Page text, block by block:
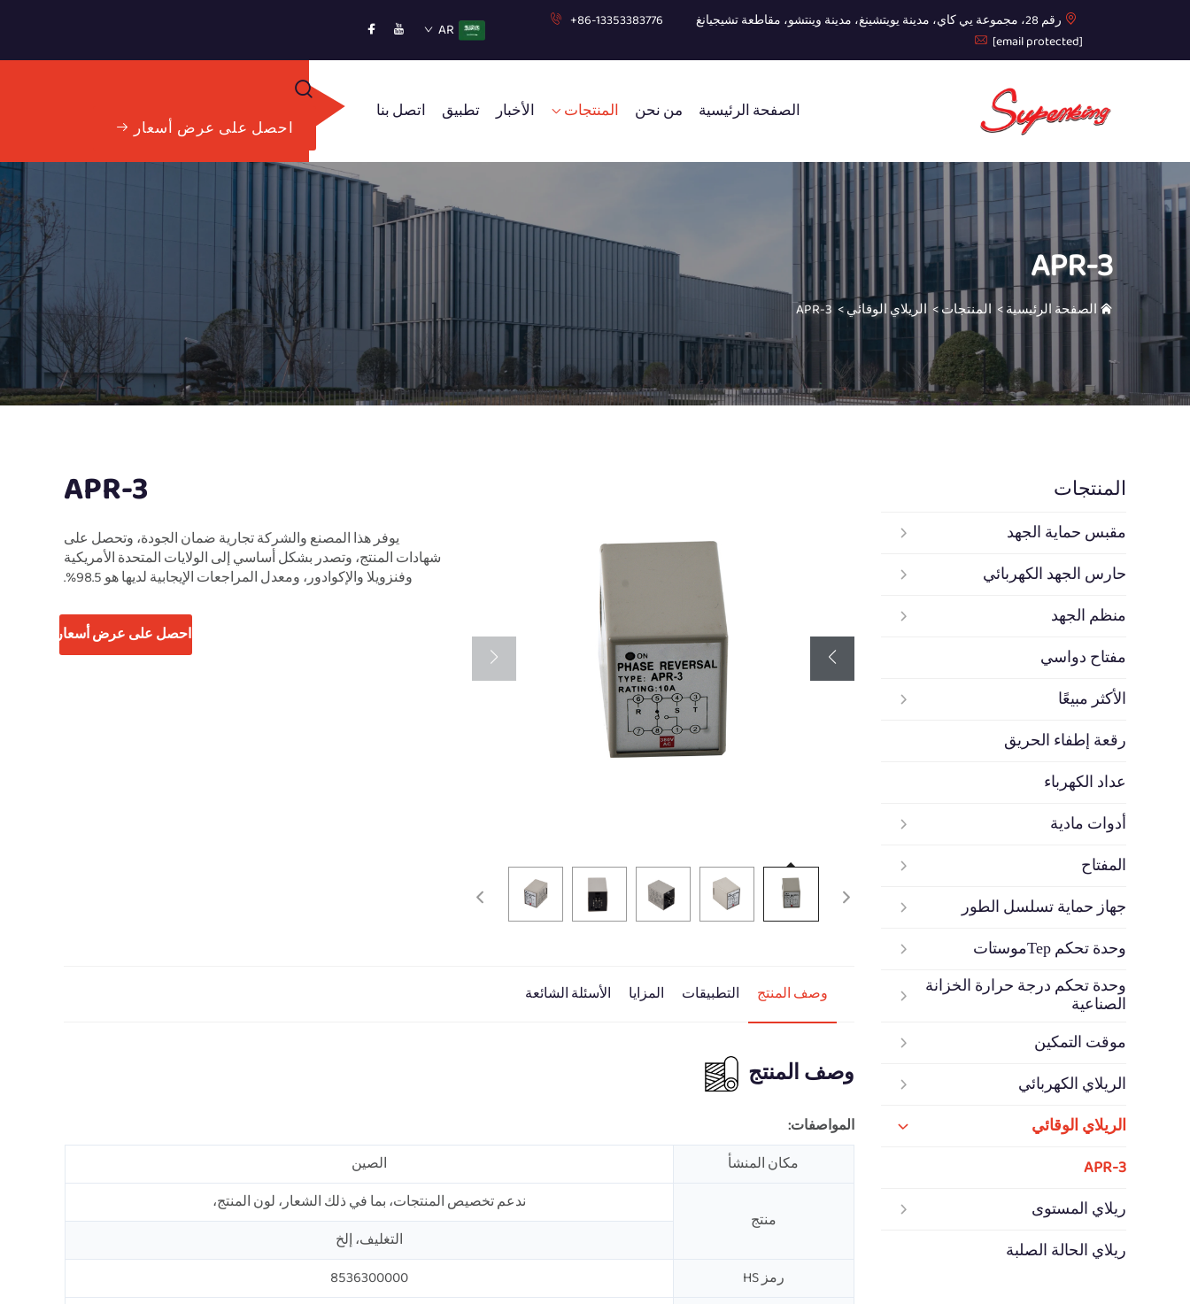
رقم 28، مجموعة يي كاي، مدينة يويتشينغ، مدينة وينتشو، مقاطعة تشيجيانغ
+86-13353383776
[email protected]
AR
الصفحة الرئيسية من نحن المنتجات الأخبار تطبيق اتصل بنا
احصل على عرض أسعار
APR-3
الصفحة الرئيسية> المنتجات> الريلاي الوقائي>
APR-3
المنتجات
مقبس حماية الجهد
حارس الجهد الكهربائي
منظم الجهد
مفتاح دواسي
الأكثر مبيعًا
رقعة إطفاء الحريق
عداد الكهرباء
أدوات مادية
المفتاح
جهاز حماية تسلسل الطور
وحدة تحكم Терموستات
وحدة تحكم درجة حرارة الخزانة
الصناعية
موقت التمكين
الريلاي الكهربائي
الريلاي الوقائي
APR-3
ريلاي المستوى
ريلاي الحالة الصلبة
APR-3
يوفر هذا المصنع والشركة تجارية ضمان الجودة، وتحصل على
شهادات المنتج، وتصدر بشكل أساسي إلى الولايات المتحدة الأمريكية
وفنزويلا والإكوادور، ومعدل المراجعات الإيجابية لديها هو 98.5%.
احصل على عرض أسعار
وصف المنتج التطبيقات المزايا الأسئلة الشائعة
وصف المنتج
المواصفات:
مكان المنشأ
الصين
منتج
ندعم تخصيص المنتجات، بما في ذلك الشعار، لون المنتج،
التغليف، إلخ
رمز HS
8536300000